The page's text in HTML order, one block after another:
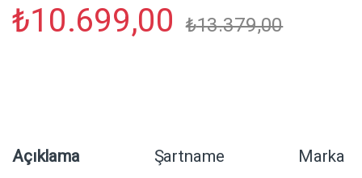
₺10.699,00 ₺13.379,00
Açıklama Şartname Marka